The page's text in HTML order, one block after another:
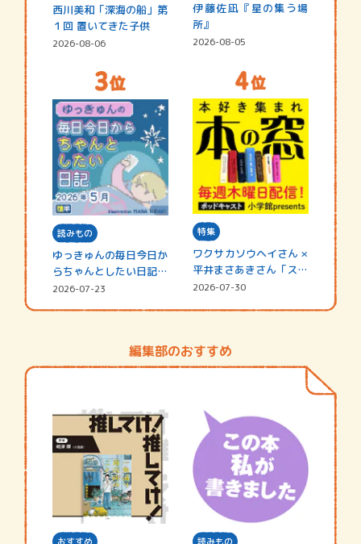
西川美和「深海の船」第
１回 置いてきた子供
2026-08-06
伊藤佐凪『星の集う場
所』
2026-08-05
読みもの
ゆっきゅんの毎日今日か
らちゃんとしたい日記
☆202…
2026-07-23
特集
ワクサカソウヘイさん ×
平井まさあきさん「スペ
シャ…
2026-07-30
編集部のおすすめ